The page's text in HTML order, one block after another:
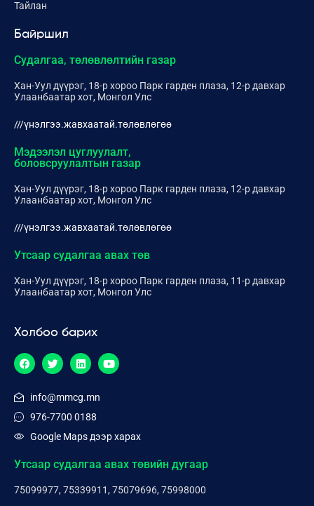
Тайлан
Байршил
Судалгаа, төлөвлөлтийн газар
Хан-Уул дүүрэг, 18-р хороо Парк гарден плаза, 12-р давхар
Улаанбаатар хот, Монгол Улс
///үнэлгээ.жавхаатай.төлөвлөгөө
Мэдээлэл цуглуулалт,
боловсруулалтын газар
Хан-Уул дүүрэг, 18-р хороо Парк гарден плаза, 12-р давхар
Улаанбаатар хот, Монгол Улс
///үнэлгээ.жавхаатай.төлөвлөгөө
Утсаар судалгаа авах төв
Хан-Уул дүүрэг, 18-р хороо Парк гарден плаза, 11-р давхар
Улаанбаатар хот, Монгол Улс
Холбоо барих
info@mmcg.mn
976-7700 0188
Google Maps дээр харах
Утсаар судалгаа авах төвийн дугаар
75099977, 75339911, 75079696, 75998000